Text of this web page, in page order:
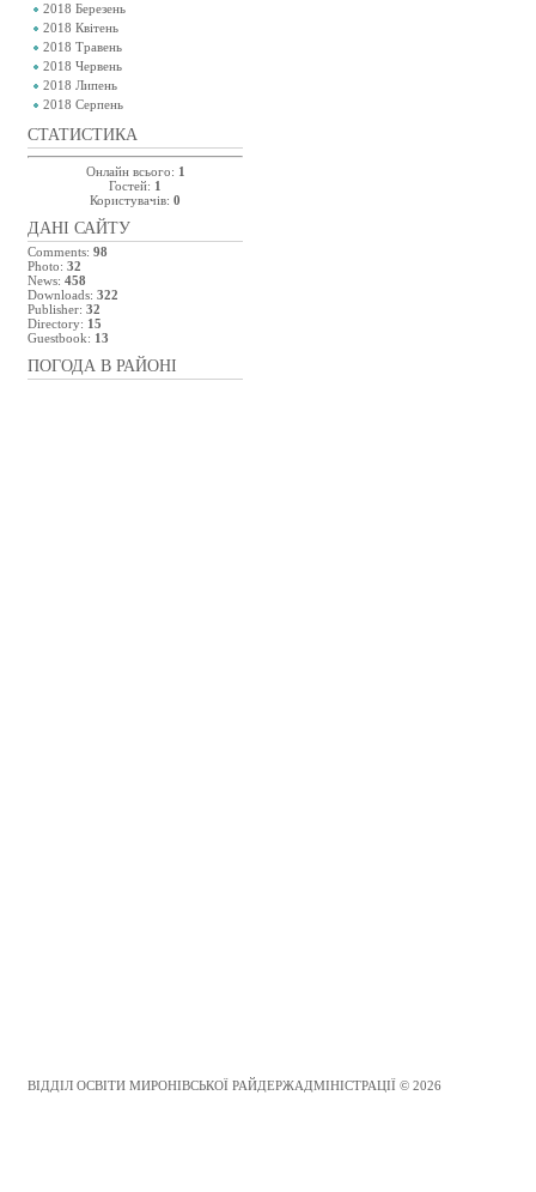
2018 Березень
2018 Квітень
2018 Травень
2018 Червень
2018 Липень
2018 Серпень
СТАТИСТИКА
Онлайн всього: 1
Гостей: 1
Користувачів: 0
ДАНІ САЙТУ
Comments: 98
Photo: 32
News: 458
Downloads: 322
Publisher: 32
Directory: 15
Guestbook: 13
ПОГОДА В РАЙОНІ
ВІДДІЛ ОСВІТИ МИРОНІВСЬКОЇ РАЙДЕРЖАДМІНІСТРАЦІЇ © 2026